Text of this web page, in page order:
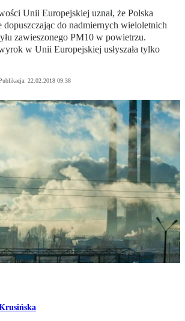
Unii Europejskiej uznał, że Polska
dopuszczając do nadmiernych wieloletnich
zawieszonego PM10 w powietrzu.
w Unii Europejskiej usłyszała tylko
22.02.2018 09:38